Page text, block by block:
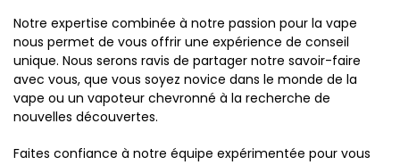
Notre expertise combinée à notre passion pour la vape
nous permet de vous offrir une expérience de conseil
unique. Nous serons ravis de partager notre savoir-faire
avec vous, que vous soyez novice dans le monde de la
vape ou un vapoteur chevronné à la recherche de
nouvelles découvertes.
Faites confiance à notre équipe expérimentée pour vous